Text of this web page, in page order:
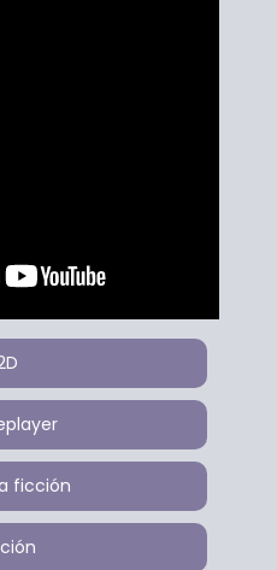
ficción